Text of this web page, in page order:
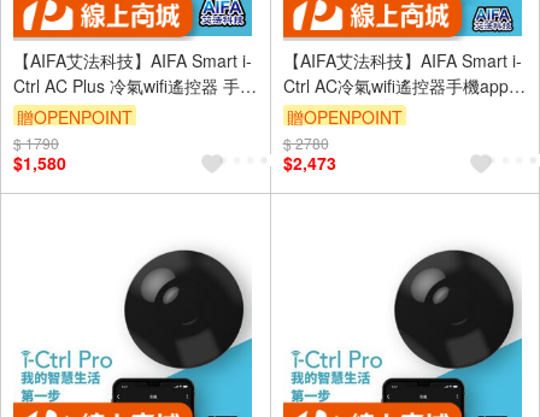
【AIFA艾法科技】AIFA Smart i-
Ctrl AC Plus 冷氣wifi遙控器 手機
app遙控 空調 冷氣 智能遙控
贈OPENPOINT
$ 1790
$1,580
【AIFA艾法科技】AIFA Smart i-
Ctrl AC冷氣wifi遙控器手機app遙
控空調冷氣智能遙控【雙入】
CCAJ16LP3600T1
贈OPENPOINT
$ 2780
$2,473